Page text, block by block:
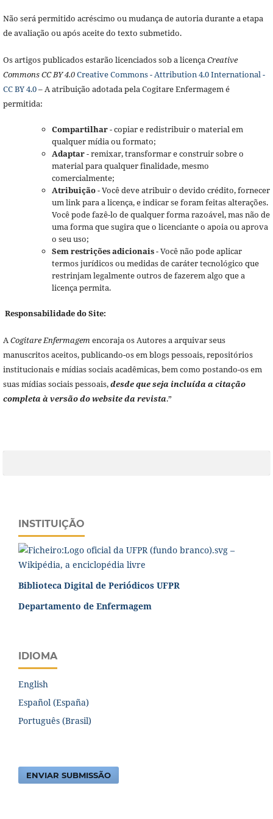
Não será permitido acréscimo ou mudança de autoria durante a etapa
de avaliação ou após aceite do texto submetido.
Os artigos publicados estarão licenciados sob a licença Creative
Commons CC BY 4.0Creative Commons - Attribution 4.0 International -
CC BY 4.0– A atribuição adotada pela Cogitare Enfermagem é
permitida:
Compartilhar- copiar e redistribuir o material em
qualquer mídia ou formato;
Adaptar- remixar, transformar e construir sobre o
material para qualquer finalidade, mesmo
comercialmente;
Atribuição- Você deve atribuir o devido crédito, fornecer
um link para a licença, e indicar se foram feitas alterações.
Você pode fazê-lo de qualquer forma razoável, mas não de
uma forma que sugira que o licenciante o apoia ou aprova
o seu uso;
Sem restrições adicionais- Você não pode aplicar
termos jurídicos ou medidas de caráter tecnológico que
restrinjam legalmente outros de fazerem algo que a
licença permita.
Responsabilidade do Site:
ACogitare Enfermagemencoraja os Autores a arquivar seus
manuscritos aceitos, publicando-os em blogs pessoais, repositórios
institucionais e mídias sociais acadêmicas, bem como postando-os em
suas mídias sociais pessoais,desde que seja incluída a citação
completa à versão do website da revista.”
INSTITUIÇÃO
Biblioteca Digital de Periódicos UFPR
Departamento de Enfermagem
IDIOMA
English
Español (España)
Português (Brasil)
ENVIAR SUBMISSÃO